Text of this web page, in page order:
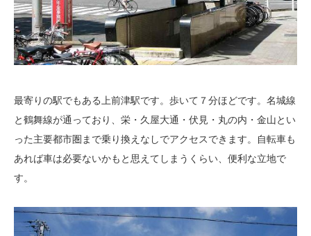
最寄りの駅でもある上前津駅です。歩いて７分ほどです。名城線
と鶴舞線が通っており、栄・久屋大通・伏見・丸の内・金山とい
った主要都市圏まで乗り換えなしでアクセスできます。自転車も
あれば車は必要ないかもと思えてしまうくらい、便利な立地で
す。